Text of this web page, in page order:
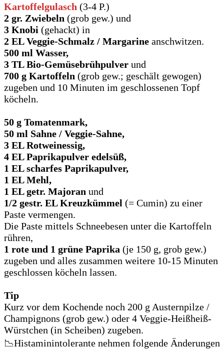
Kartoffelgulasch (3-4 P.)
2 gr. Zwiebeln (grob gew.) und
3 Knobi (gehackt) in
2 EL Veggie-Schmalz / Margarine anschwitzen.
500 ml Wasser,
3 TL Bio-Gemüsebrühpulver und
700 g Kartoffeln (grob gew.; geschält gewogen)
zugeben und 10 Minuten im geschlossenen Topf
köcheln.
50 g Tomatenmark,
50 ml Sahne / Veggie-Sahne,
3 EL Rotweinessig,
4 EL Paprikapulver edelsüß,
1 EL scharfes Paprikapulver,
1 EL Mehl,
1 EL getr. Majoran und
1/2 gestr. EL Kreuzkümmel (= Cumin) zu einer
Paste vermengen.
Die Paste mittels Schneebesen unter die Kartoffeln
rühren,
1 rote und 1 grüne Paprika (je 150 g, grob gew.)
zugeben und alles zusammen weitere 10-15 Minuten
geschlossen köcheln lassen.
Tip
Kurz vor dem Kochende noch 200 g Austernpilze /
Champignons (grob gew.) oder 4 Veggie-Heißheiß-
Würstchen (in Scheiben) zugeben.
📉Histaminintolerante nehmen folgende Änderungen